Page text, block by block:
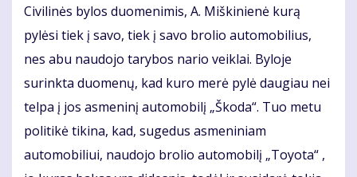
Civilinės bylos duomenimis, A. Miškinienė kurą
pylėsi tiek į savo, tiek į savo brolio automobilius,
nes abu naudojo tarybos nario veiklai. Byloje
surinkta duomenų, kad kuro merė pylė daugiau nei
telpa į jos asmeninį automobilį „Škoda“. Tuo metu
politikė tikina, kad, sugedus asmeniniam
automobiliui, naudojo brolio automobilį „Toyota“ ,